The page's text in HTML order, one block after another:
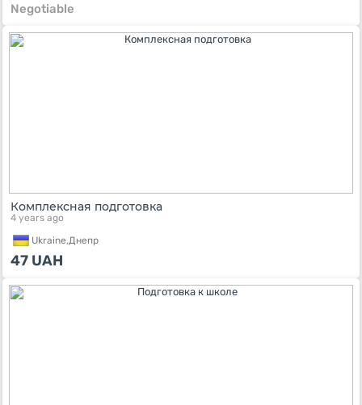
Negotiable
Комплексная подготовка
4 years ago
Ukraine,Днепр
47 UAH